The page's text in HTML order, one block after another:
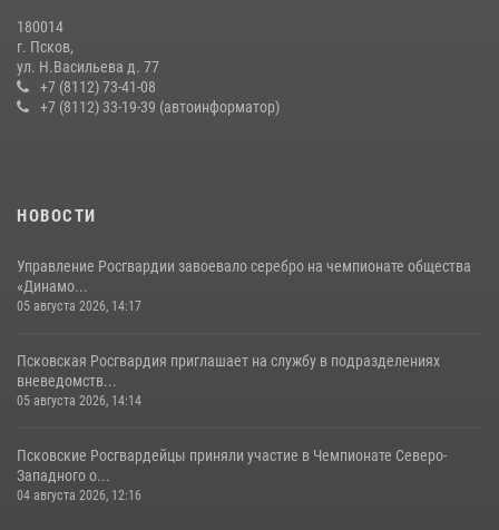
Всероссийского конкурса профессионального мастерства среди
сотрудников вневедомственной охраны Росгвардии, Псковские
Росгвардейцы одержали победу
30 июля 2026, 05:10 3
22 июля 2026, 10:19
180014
г. Псков,
ул. Н.Васильева д. 77
+7 (8112) 73-41-08
+7 (8112) 33-19-39 (автоинформатор)
НОВОСТИ
Управление Росгвардии завоевало серебро на чемпионате общества
«Динамо...
05 августа 2026, 14:17
Псковская Росгвардия приглашает на службу в подразделениях
вневедомств...
05 августа 2026, 14:14
Псковские Росгвардейцы приняли участие в Чемпионате Северо-
Западного о...
04 августа 2026, 12:16